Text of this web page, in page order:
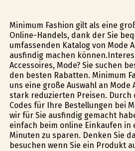
Minimum Fashion gilt als eine
Online-Handels, dank der Sie
umfassenden Katalog von Mode
ausfindig machen
Accessoires, Mode? Sie suchen
den besten Rabatten. Minimum
uns eine große Auswahl an Mode
stark reduzierten Preisen. Durch
Codes für Ihre Bestellungen bei
wir für Sie ausfindig gemacht
einfach beim online Einkaufen in
Minuten zu sparen. Denken Sie
besuchen wenn Sie ein Produkt